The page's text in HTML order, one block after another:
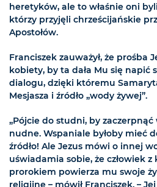
heretyków, ale to właśnie oni
którzy przyjęli chrześcijańskie
Apostołów.
Franciszek zauważył, że prośba
kobiety, by ta dała Mu się napić
dialogu, dzięki któremu
Mesjasza i źródło „wody żywej”.
„Pójcie do studni, by
nudne. Wspaniale byłoby mieć
źródło! Ale Jezus mówi o innej
uświadamia sobie, że człowiek
prorokiem powierza mu swoje
religijne – mówił Franciszek. –